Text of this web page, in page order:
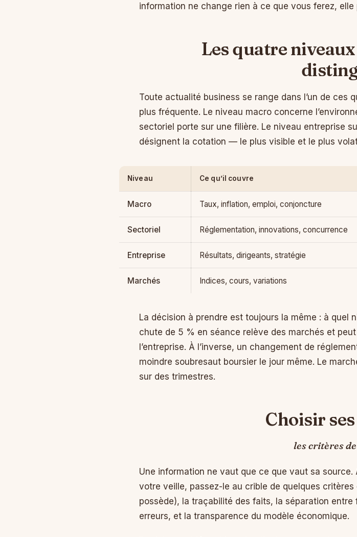
information ne change rien à ce que vous ferez, elle
Les quatre
Toute actualité business se range dans l’un de ces
plus fréquente. Le niveau macro concerne
sectoriel porte sur une filière. Le niveau entreprise
désignent la cotation — le plus visible et le plus
Niveau Ce qu’il couvre
Macro Taux, inflation, emploi, conjoncture
Sectoriel Réglementation, innovations, concurrence
Entreprise Résultats, dirigeants, stratégie
Marchés Indices, cours, variations
La décision à prendre est toujours la même : à quel
chute de 5 % en séance relève des marchés et
l’entreprise. À l’inverse, un changement de
moindre soubresaut boursier le jour même. Le
sur des trimestres.
Choisir
les critères
Une information ne vaut que ce que vaut sa source.
votre veille, passez-le au crible de quelques
possède), la traçabilité des faits, la séparation
erreurs, et la transparence du modèle économique.